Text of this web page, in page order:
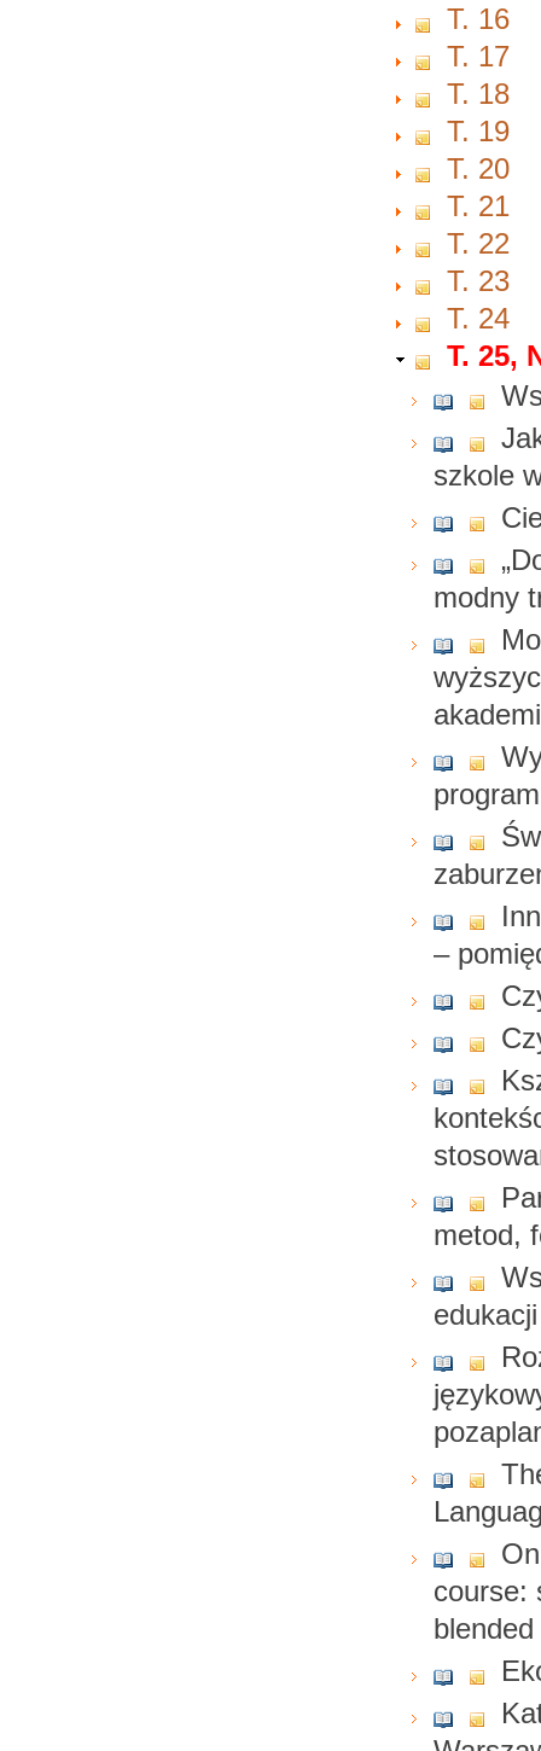
T. 16
T. 17
T. 18
T. 19
T. 20
T. 21
T. 22
T. 23
T. 24
T. 25,
szkole
modny
–
metod,
course: